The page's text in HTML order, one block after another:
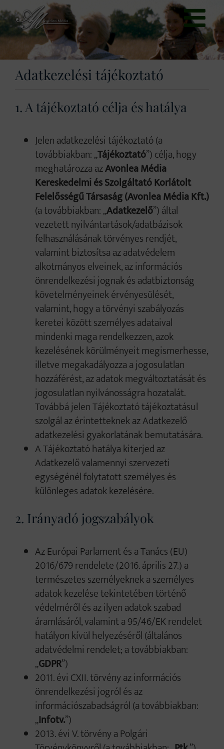
Kihagyás
Adatkezelési tájékoztató
1. A tájékoztató célja és hatálya
Jelen adatkezelési tájékoztató (a
továbbiakban: „Tájékoztató”) célja, hogy
meghatározza azAvonlea Média
Kereskedelmi és Szolgáltató Korlátolt
Felelősségű Társaság (Avonlea Média Kft.)
(a továbbiakban: „Adatkezelő”) által
vezetett nyilvántartások/adatbázisok
felhasználásának törvényes rendjét,
valamint biztosítsa az adatvédelem
alkotmányos elveinek, az információs
önrendelkezési jognak és adatbiztonság
követelményeinek érvényesülését,
valamint, hogy a törvényi szabályozás
keretei között személyes adataival
mindenki maga rendelkezzen, azok
kezelésének körülményeit megismerhesse,
illetve megakadályozza a jogosulatlan
hozzáférést, az adatok megváltoztatását és
jogosulatlan nyilvánosságra hozatalát.
Továbbá jelen Tájékoztató tájékoztatásul
szolgál az érintetteknek az Adatkezelő
adatkezelési gyakorlatának bemutatására.
A Tájékoztató hatálya kiterjed az
Adatkezelő valamennyi szervezeti
egységénél folytatott személyes és
különleges adatok kezelésére.
2. Irányadó jogszabályok
Az Európai Parlament és a Tanács (EU)
2016/679 rendelete (2016. április 27.) a
természetes személyeknek a személyes
adatok kezelése tekintetében történő
védelméről és az ilyen adatok szabad
áramlásáról, valamint a 95/46/EK rendelet
hatályon kívül helyezéséről (általános
adatvédelmi rendelet; a továbbiakban:
„GDPR”)
2011. évi CXII. törvény az információs
önrendelkezési jogról és az
információszabadságról (a továbbiakban:
„Infotv.”)
2013. évi V. törvény a Polgári